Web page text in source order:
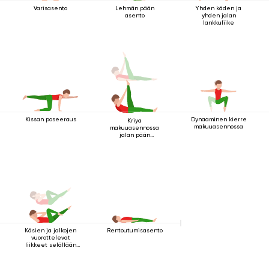
Varisasento
Lehmän pään
asento
Yhden käden ja
yhden jalan
lankkuliike
Kissan poseeraus
Kriya
makuuasennossa
jalan pään
Dynaaminen kierre
makuuasennossa
Käsien ja jalkojen
vuorottelevat
liikkeet selällään
Rentoutumisasento